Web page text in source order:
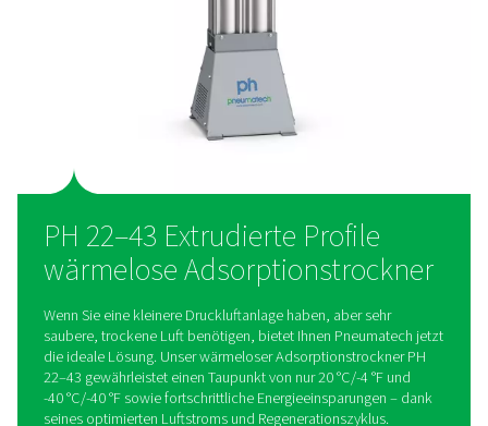
Der optionale Wandmontagesatz sorgt für eine schnelle
Installation. Der DC1-Controller ermöglicht eine intuitive
Bedienung und optimale Trocknungsleistung.